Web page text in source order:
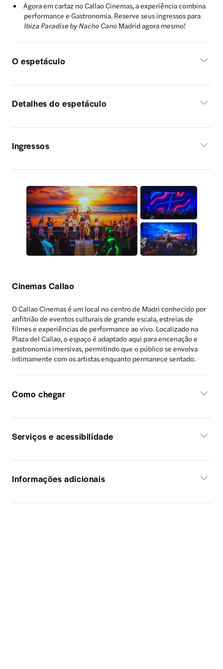
Agora em cartaz no Callao Cinemas, a experiência combina
performance e Gastronomia. Reserve seus ingressos para
Ibiza Paradise by Nacho Cano Madrid agora mesmo!
O espetáculo
Detalhes do espetáculo
Ingressos
Cinemas Callao
O Callao Cinemas é um local no centro de Madri conhecido por
anfitrião de eventos culturais de grande escala, estreias de
filmes e experiências de performance ao vivo. Localizado na
Plaza del Callao, o espaço é adaptado aqui para encenação e
gastronomia imersivas, permitindo que o público se envolva
intimamente com os artistas enquanto permanece sentado.
Como chegar
Serviços e acessibilidade
Informações adicionais